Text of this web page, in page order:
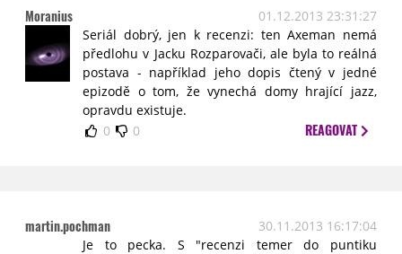
Moranius
01.12.2013 23:31:27
Seriál dobrý, jen k recenzi: ten Axeman nemá
předlohu v Jacku Rozparovači, ale byla to reálná
postava - například jeho dopis čtený v jedné
epizodě o tom, že vynechá domy hrající jazz,
opravdu existuje.
0
0 REAGOVAT
martin.pochman
30.11.2013 16:17:04
Je to pecka. S "recenzi temer do puntiku